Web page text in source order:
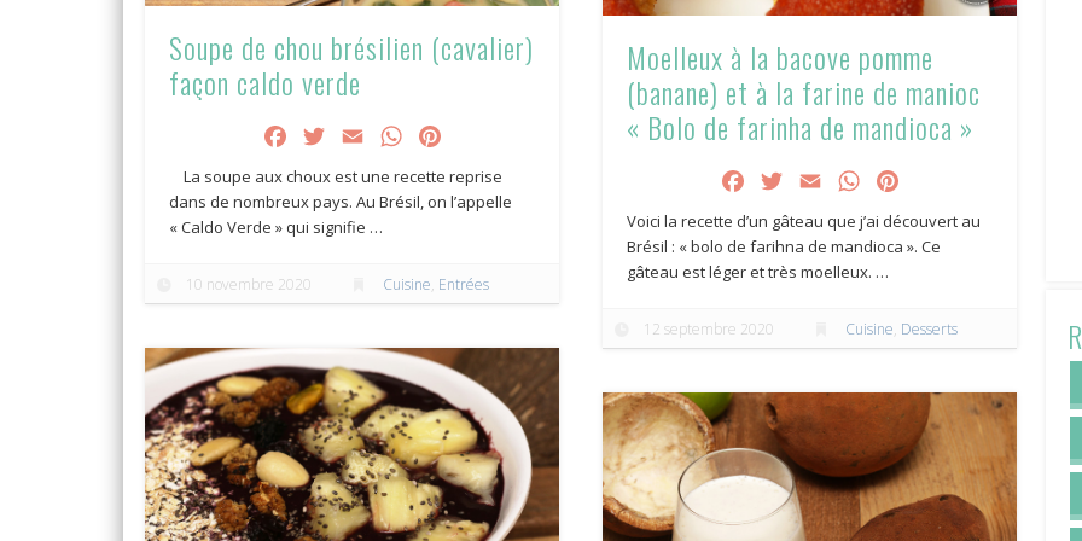
Soupe de chou brésilien (cavalier)
façon caldo verde
FacebookTwitter
Email WhatsApp
La soupe aux choux est une recette reprise
dans de nombreux pays. Au Brésil, on l’appelle
« Caldo Verde » qui signifie …
10 novembre 2020 Cuisine, Entrées
Moelleux à la bacove pomme
(banane) et à la farine de manioc
« Bolo de farinha de mandioca »
FacebookTwitter
Email WhatsApp
Voici la recette d’un gâteau que j’ai découvert au
Brésil : « bolo de farihna de mandioca ». Ce
gâteau est léger et très moelleux. …
12 septembre 2020 Cuisine, Desserts